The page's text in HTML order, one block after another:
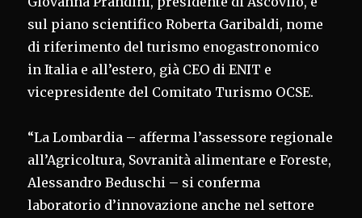
sul piano scientifico Roberta Garibaldi, nome
di riferimento del turismo enogastronomico
in Italia e all’estero, già CEO di ENIT e
vicepresidente del Comitato Turismo OCSE.
“La Lombardia – afferma l’assessore regionale
all’Agricoltura, Sovranità alimentare e Foreste,
Alessandro Beduschi – si conferma
laboratorio d’innovazione anche nel settore